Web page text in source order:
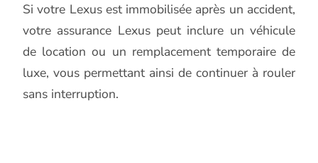
Si votre Lexus est immobilisée après un accident,
votre assurance Lexus peut inclure un véhicule
de location ou un remplacement temporaire de
luxe, vous permettant ainsi de continuer à rouler
sans interruption.